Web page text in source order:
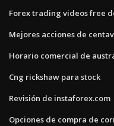
Forex trading videos free
Mejores acciones de
Horario comercial de
Cng rickshaw para stock
Revisión de instaforex.com
Opciones de compra de